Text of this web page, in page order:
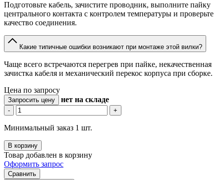
Подготовьте кабель, зачистите проводник, выполните пайку
центрального контакта с контролем температуры и проверьте
качество соединения.
Какие типичные ошибки возникают при монтаже этой вилки?
Чаще всего встречаются перегрев при пайке, некачественная
зачистка кабеля и механический перекос корпуса при сборке.
Цена по запросу
Запросить цену нет на складе
- +
Минимальный заказ 1 шт.
В корзину
Товар добавлен в корзину
Оформить запрос
Сравнить